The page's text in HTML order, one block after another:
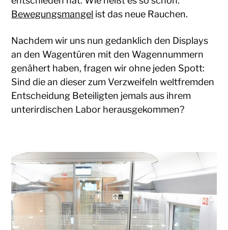
Bewegungsmangel ist das neue Rauchen.
Nachdem wir uns nun gedanklich den Displays
an den Wagentüren mit den Wagennummern
genähert haben, fragen wir ohne jeden Spott:
Sind die an dieser zum Verzweifeln weltfremden
Entscheidung Beteiligten jemals aus ihrem
unterirdischen Labor herausgekommen?